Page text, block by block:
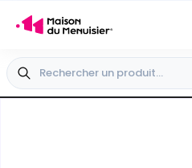
Besoin d'aide